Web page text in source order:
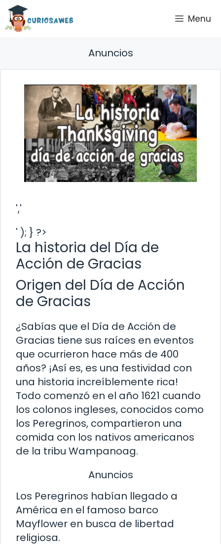
Saltar
contenido
Menu
Anuncios
','
' ); } ?>
La historia del Día de
Acción de Gracias
Origen del Día de Acción
de Gracias
¿Sabías que el Día de Acción de
Gracias tiene sus raíces en eventos
que ocurrieron hace más de 400
años? ¡Así es, es una festividad con
una historia increíblemente rica!
Todo comenzó en el año 1621 cuando
los colonos ingleses, conocidos como
los Peregrinos, compartieron una
comida con los nativos americanos
de la tribu Wampanoag.
Anuncios
Los Peregrinos habían llegado a
América en el famoso barco
Mayflower en busca de libertad
religiosa.